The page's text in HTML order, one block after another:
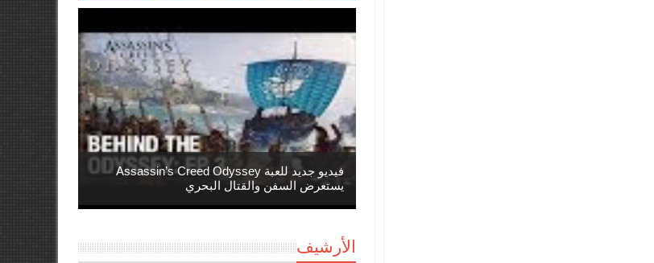
فيديو جديد للعبة Assassin’s Creed Odyssey
يستعرض السفن والقتال البحري
الأرشيف